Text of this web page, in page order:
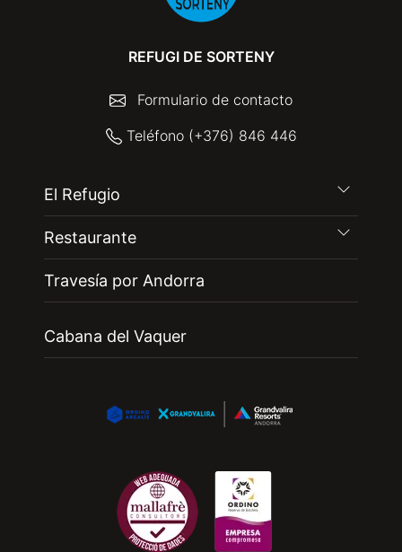
REFUGI DE SORTENY
Formulario de contacto
Teléfono (+376) 846 446
El Refugio
Restaurante
Travesía por Andorra
Cabana del Vaquer